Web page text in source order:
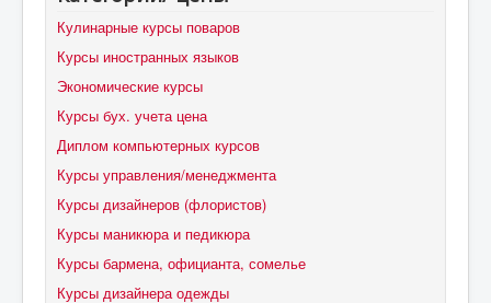
Кулинарные курсы поваров
Курсы иностранных языков
Экономические курсы
Курсы бух. учета цена
Диплом компьютерных курсов
Курсы управления/менеджмента
Курсы дизайнеров (флористов)
Курсы маникюра и педикюра
Курсы бармена, официанта, сомелье
Курсы дизайнера одежды